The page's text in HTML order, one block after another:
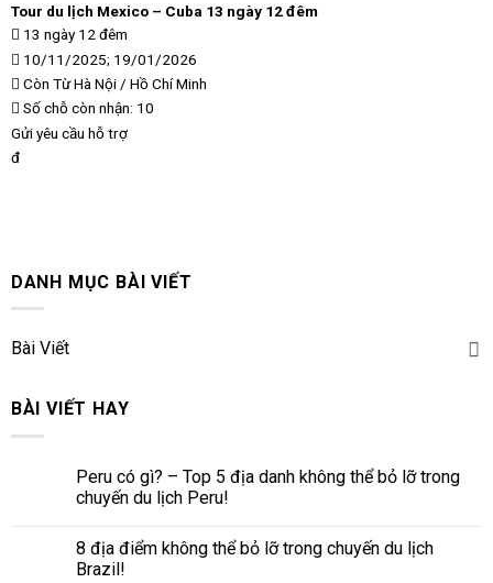
Tour du lịch Mexico – Cuba 13 ngày 12 đêm
13 ngày 12 đêm
10/11/2025; 19/01/2026
Còn Từ Hà Nội / Hồ Chí Minh
Số chỗ còn nhận: 10
Gửi yêu cầu hỗ trợ
đ
DANH MỤC BÀI VIẾT
Bài Viết
BÀI VIẾT HAY
Peru có gì? – Top 5 địa danh không thể bỏ lỡ trong
chuyến du lịch Peru!
8 địa điểm không thể bỏ lỡ trong chuyến du lịch
Brazil!